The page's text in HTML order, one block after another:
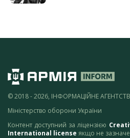
© 2018 - 2026, ІНФОРМАЦІЙНЕ
Міністерство оборони України
Контент доступний за ліцензією
International license якщо не